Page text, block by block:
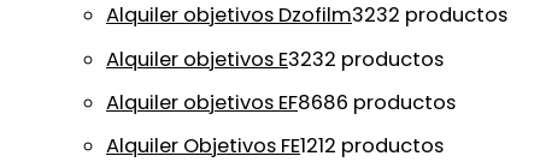
Alquiler objetivos Dzofilm3232 productos
Alquiler objetivos E3232 productos
Alquiler objetivos EF8686 productos
Alquiler Objetivos FE1212 productos